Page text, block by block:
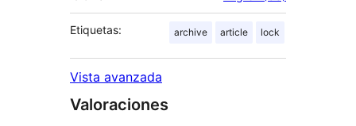
Etiquetas: archive article lock
Vista avanzada
Valoraciones